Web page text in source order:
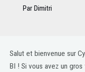
ParDimitri
Salut et bienvenue sur
BI ! Si vous avez un
navigation